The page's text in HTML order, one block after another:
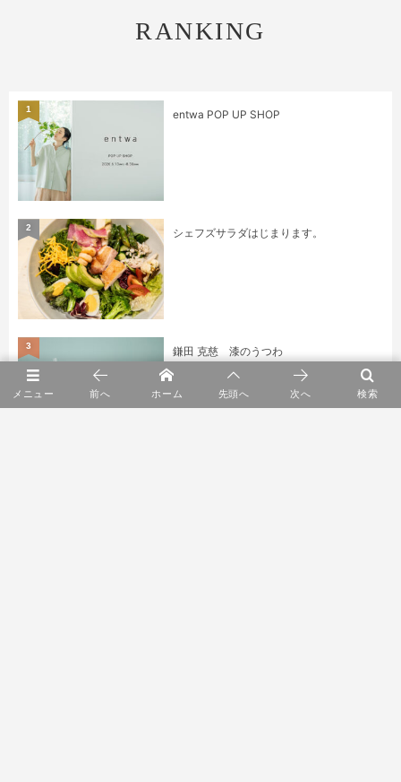
RANKING
entwa POP UP SHOP
1
シェフズサラダはじまります。
2
鎌田 克慈 漆のうつわ
3
メニュー 検索
前へ ホーム 先頭へ 次へ